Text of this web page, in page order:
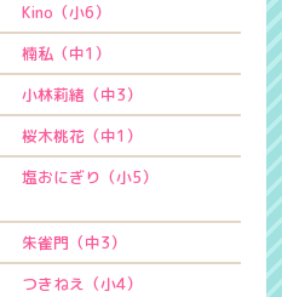
Kino（小6）
楠私（中1）
小林莉緒（中3）
桜木桃花（中1）
塩おにぎり（小5）
朱雀門（中3）
つきねえ（小4）